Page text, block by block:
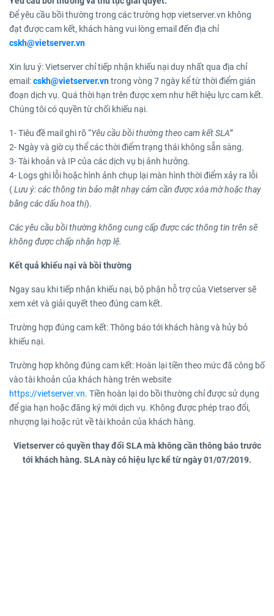
Để yêu cầu bồi thường trong các trường hợp vietserver.vn không
đạt được cam kết, khách hàng vui lòng email đến địa chỉ
cskh@vietserver.vn
Xin lưu ý: Vietserver chỉ tiếp nhận khiếu nại duy nhất qua địa chỉ
email:cskh@vietserver.vntrong vòng 7 ngày kể từ thời điểm gián
đoạn dịch vụ. Quá thời hạn trên được xem như hết hiệu lực cam kết.
Chúng tôi có quyền từ chối khiếu nại.
1- Tiêu đề mail ghi rõ “Yêu cầu bồi thường theo cam kết SLA”
2- Ngày và giờ cụ thể các thời điểm trạng thái không sẵn sàng.
3- Tài khoản và IP của các dịch vụ bị ảnh hưởng.
4- Logs ghi lỗi hoặc hình ảnh chụp lại màn hình thời điểm xảy ra lỗi
(Lưu ý: các thông tin bảo mật nhạy cảm cần được xóa mờ hoặc thay
bằng các dấu hoa thị).
Các yêu cầu bồi thường không cung cấp được các thông tin trên sẽ
không được chấp nhận hợp lệ.
Kết quả khiếu nại và bồi thường
Ngay sau khi tiếp nhận khiếu nại, bộ phận hỗ trợ của Vietserver sẽ
xem xét và giải quyết theo đúng cam kết.
Trường hợp đúng cam kết: Thông báo tới khách hàng và hủy bỏ
khiếu nại.
Trường hợp không đúng cam kết: Hoàn lại tiền theo mức đã công bố
vào tài khoản của khách hàng trên website
https://vietserver.vn. Tiền hoàn lại do bồi thường chỉ được sử dụng
để gia hạn hoặc đăng ký mới dịch vụ. Không được phép trao đổi,
nhượng lại hoặc rút về tài khoản của khách hàng.
Vietserver có quyền thay đổi SLA mà không cần thông báo trước
tới khách hàng. SLA này có hiệu lực kể từ ngày 01/07/2019.